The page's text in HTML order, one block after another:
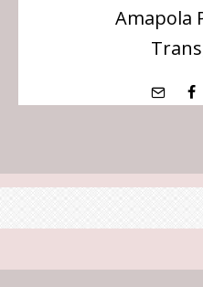
Amapola